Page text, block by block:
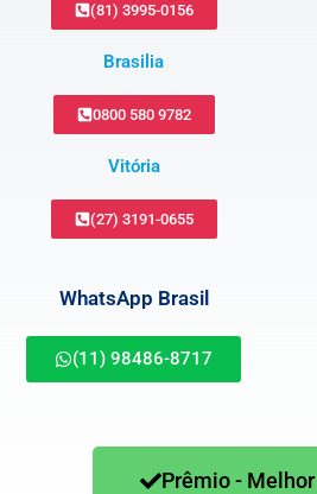
(81) 3995-0156
Brasilia
0800 580 9782
Vitória
(27) 3191-0655
WhatsApp Brasil
(11) 98486-8717
Prêmio -